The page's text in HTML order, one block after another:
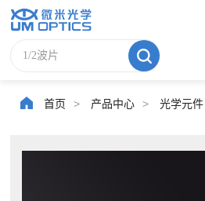
首页 > 产品中心 > 光学元件